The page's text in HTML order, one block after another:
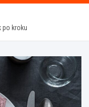
po kroku